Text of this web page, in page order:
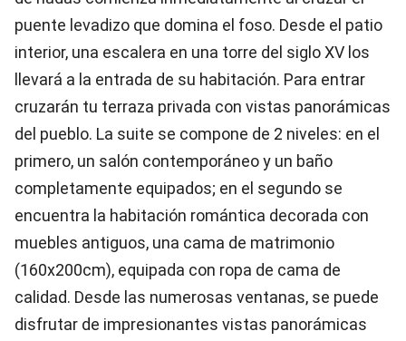
puente levadizo que domina el foso. Desde el patio
interior, una escalera en una torre del siglo XV los
llevará a la entrada de su habitación. Para entrar
cruzarán tu terraza privada con vistas panorámicas
del pueblo. La suite se compone de 2 niveles: en el
primero, un salón contemporáneo y un baño
completamente equipados; en el segundo se
encuentra la habitación romántica decorada con
muebles antiguos, una cama de matrimonio
(160x200cm), equipada con ropa de cama de
calidad. Desde las numerosas ventanas, se puede
disfrutar de impresionantes vistas panorámicas